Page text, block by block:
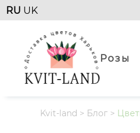
RU UK
Розы
Kvit-land > Блог >